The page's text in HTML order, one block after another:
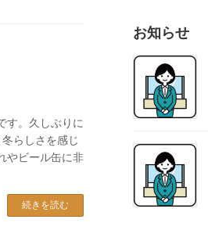
す。久しぶりに
らしさを感じ
やビール缶に非
続きを読む
お知らせ